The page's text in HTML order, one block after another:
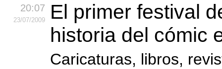
20:07
23/07/2009
El primer festival
historia del cómic
Caricaturas, libros,